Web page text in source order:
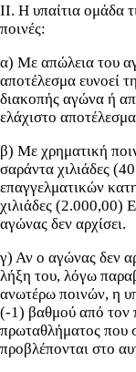
ΙΙ. Η υπαίτια ομάδα
ποινές:
α) Με απώλεια του
αποτέλεσμα ευνοεί
διακοπής αγώνα ή
ελάχιστο
β) Με χρηματική
σαράντα χιλιάδες
επαγγελματικών
χιλιάδες (2.000,00)
αγώνας δεν αρχίσει.
γ) Αν ο αγώνας δεν
λήξη του, λόγω
ανωτέρω ποινών, η
(-1) βαθμού από τον
πρωταθλήματος που
προβλέπονται στο